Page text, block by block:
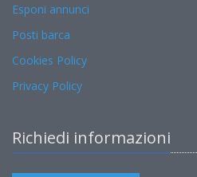
Esponi annunci
Posti barca
Cookies Policy
Privacy Policy
Richiedi informazioni